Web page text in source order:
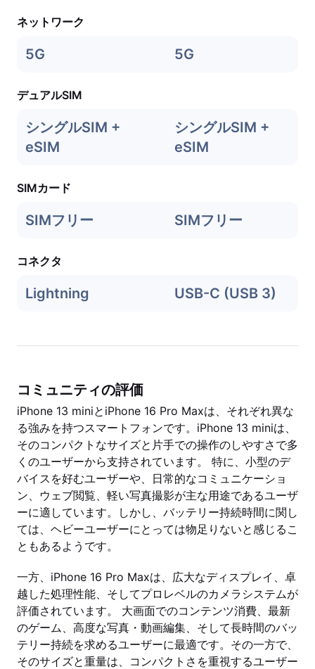
ネットワーク
5G 5G
デュアルSIM
シングルSIM +
eSIM
シングルSIM +
eSIM
SIMカード
SIMフリー SIMフリー
コネクタ
Lightning USB-C (USB 3)
コミュニティの評価
iPhone 13 miniとiPhone 16 Pro Maxは、それぞれ異な
る強みを持つスマートフォンです。iPhone 13 miniは、
そのコンパクトなサイズと片手での操作のしやすさで多
くのユーザーから支持されています。 特に、小型のデ
バイスを好むユーザーや、日常的なコミュニケーショ
ン、ウェブ閲覧、軽い写真撮影が主な用途であるユーザ
ーに適しています。しかし、バッテリー持続時間に関し
ては、ヘビーユーザーにとっては物足りないと感じるこ
ともあるようです。
一方、iPhone 16 Pro Maxは、広大なディスプレイ、卓
越した処理性能、そしてプロレベルのカメラシステムが
評価されています。 大画面でのコンテンツ消費、最新
のゲーム、高度な写真・動画編集、そして長時間のバッ
テリー持続を求めるユーザーに最適です。その一方で、
そのサイズと重量は、コンパクトさを重視するユーザー